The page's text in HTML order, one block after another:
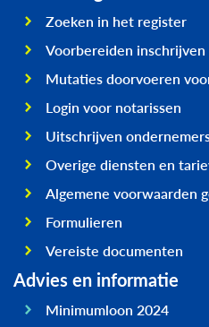
Zoeken in het register
Voorbereiden inschrijven
Mutaties doorvoeren
Login voor notarissen
Uitschrijven
Overige diensten en
Algemene voorwaarden
Formulieren
Vereiste documenten
Advies en informatie
Minimumloon 2024